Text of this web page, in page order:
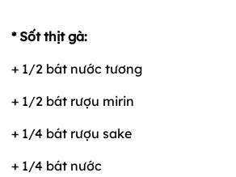
* Sốt thịt gà:
+ 1/2 bát nước tương
+ 1/2 bát rượu mirin
+ 1/4 bát rượu sake
+ 1/4 bát nước